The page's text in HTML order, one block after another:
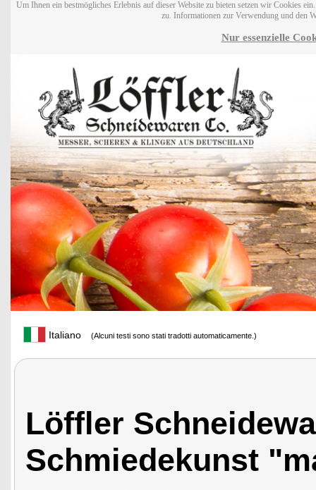
Um Ihnen ein bestmögliches Erlebnis auf dieser Website zu bieten setzen wir Cookies
zu. Informationen zur Verwendung und den
Nur essenzielle
Italiano (Alcuni testi sono stati tradotti automaticamente.)
Löffler
Schmiedekunst